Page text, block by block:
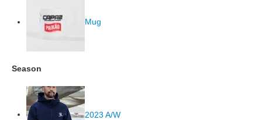
Mug
Season
2023 A/W